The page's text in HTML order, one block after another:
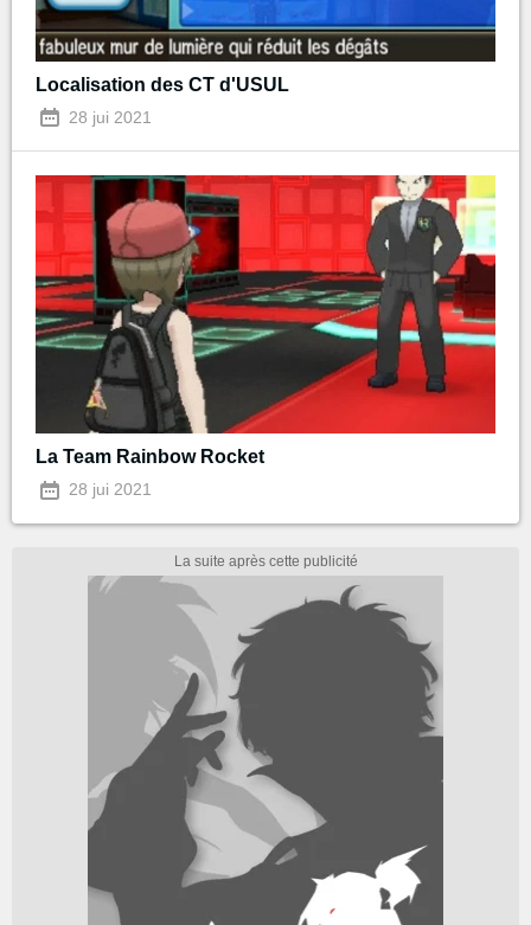
Localisation des CT d'USUL
28 jui 2021
La Team Rainbow Rocket
28 jui 2021